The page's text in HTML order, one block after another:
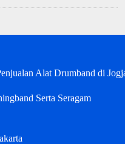
Serta Seragam